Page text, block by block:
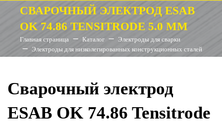
СВАРОЧНЫЙ ЭЛЕКТРОД ESAB
OK 74.86 TENSITRODE 5.0 ММ
Главная страница Каталог
Электроды для сварки
Электроды для низколегированных конструкционных сталей
Сварочный электрод
ESAB OK 74.86 Tensitrode